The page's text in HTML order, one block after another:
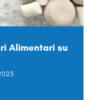
Alimentari su